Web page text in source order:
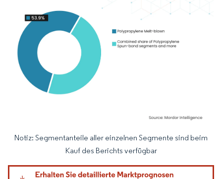
Bild © Mordor Intelligence. Wiederverwendung erfordert Namensnennung
Notiz: Segmentanteile aller einzelnen Segmente sind beim
Kauf des Berichts verfügbar